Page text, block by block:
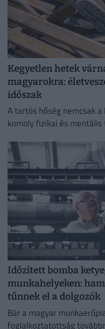
Kegyetlen hetek
magyarokra:
időszak
A tartós hőség nemcsak
komoly fizikai és
Időzített bomba
munkahelyeken:
tűnnek el a dolgozók
Bár a magyar
foglalkoztatottság